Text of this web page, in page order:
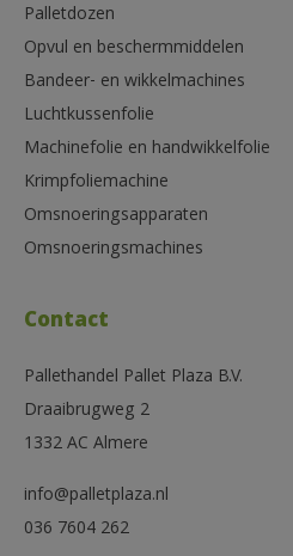
Palletdozen
Opvul en beschermmiddelen
Bandeer- en wikkelmachines
Luchtkussenfolie
Machinefolie en handwikkelfolie
Krimpfoliemachine
Omsnoeringsapparaten
Omsnoeringsmachines
Contact
Pallethandel Pallet Plaza B.V.
Draaibrugweg 2
1332 AC Almere
info@palletplaza.nl
036 7604 262